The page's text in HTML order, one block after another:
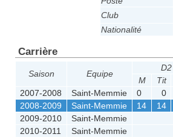
Club
Nationalité
Carrière
Saison Equipe
D2
M
Tit
2007-2008
Saint-Memmie 0
0
2008-2009
Saint-Memmie 14 14
2009-2010
Saint-Memmie
2010-2011
Saint-Memmie